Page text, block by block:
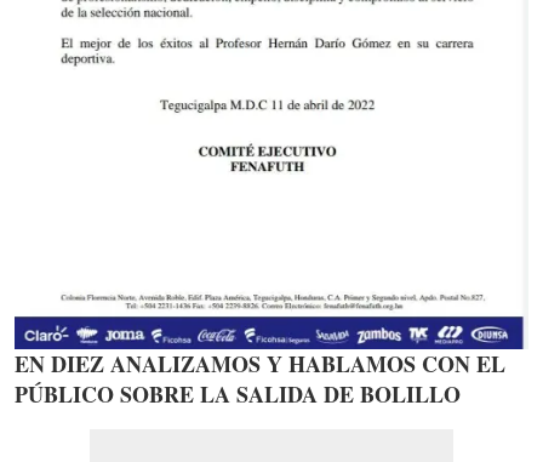
EN DIEZ ANALIZAMOS Y HABLAMOS CON EL
PÚBLICO SOBRE LA SALIDA DE BOLILLO